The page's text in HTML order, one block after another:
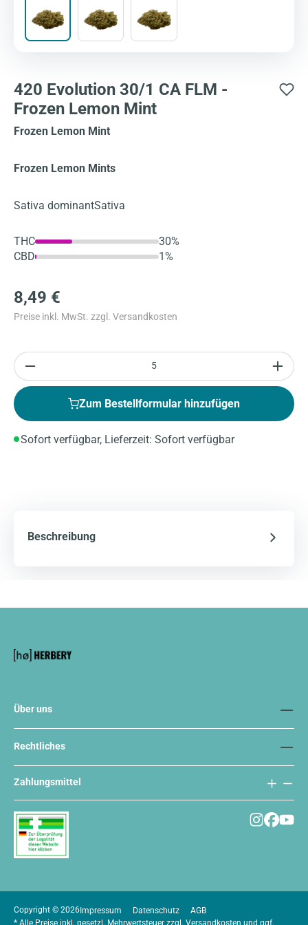
420 Evolution 30/1 CA FLM -
Frozen Lemon Mint
Frozen Lemon Mint
Frozen Lemon Mints
Sativa dominantSativa
THC
30%
CBD
1%
8,49 €
Preise inkl. MwSt. zzgl. Versandkosten
Anzahl
Zum Bestellformular hinzufügen
Sofort verfügbar, Lieferzeit: Sofort verfügbar
Beschreibung
Über uns
Rechtliches
Zahlungsmittel
Copyright © 2026 Impressum Datenschutz
AGB
* Alle Preise inkl. gesetzl. Mehrwertsteuer zzgl. Versandkosten und ggf.